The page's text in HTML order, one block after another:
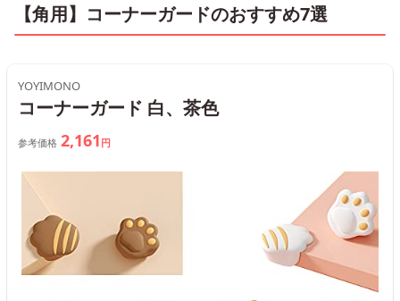
【角用】コーナーガードのおすすめ7選
YOYIMONO
コーナーガード 白、茶色
参考価格 2,161 円